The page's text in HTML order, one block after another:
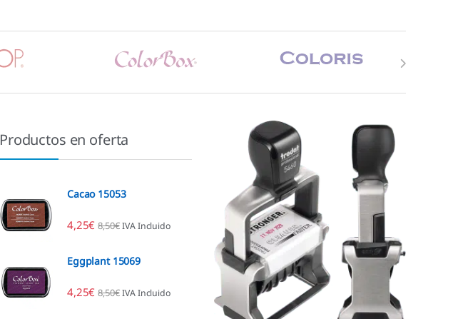
Productos en oferta
Cacao 15053
4,25€ 8,50€ IVA Incluido
Eggplant 15069
4,25€ 8,50€ IVA Incluido